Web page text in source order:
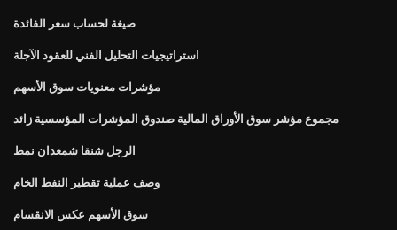
صيغة لحساب سعر الفائدة
استراتيجيات التحليل الفني للعقود الآجلة
مؤشرات معنويات سوق الأسهم
مجموع مؤشر سوق الأوراق المالية صندوق المؤشرات المؤسسية زائد
الرجل شنقا شمعدان نمط
وصف عملية تقطير النفط الخام
سوق الأسهم عكس الانقسام